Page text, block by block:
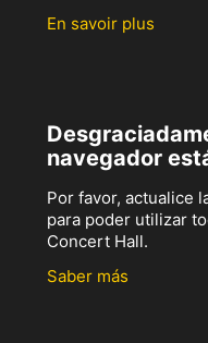
En savoir plus
navegador
Por favor, actualice
para poder utilizar
Concert Hall.
Saber más